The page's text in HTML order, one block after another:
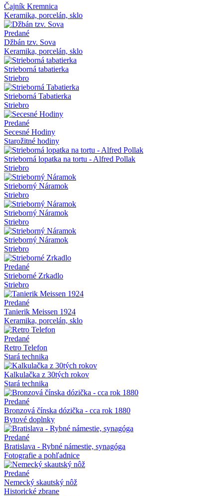
Čajník Kremnica
Keramika, porcelán, sklo
Predané
Džbán tzv. Sova
Keramika, porcelán, sklo
Strieborná tabatierka
Striebro
Strieborná Tabatierka
Striebro
Predané
Secesné Hodiny
Starožitné hodiny
Strieborná lopatka na tortu - Alfred Pollak
Striebro
Strieborný Náramok
Striebro
Strieborný Náramok
Striebro
Strieborný Náramok
Striebro
Predané
Strieborné Zrkadlo
Striebro
Predané
Tanierik Meissen 1924
Keramika, porcelán, sklo
Predané
Retro Telefon
Stará technika
Kalkulačka z 30tých rokov
Stará technika
Predané
Bronzová čínska dózička - cca rok 1880
Bytové doplnky
Predané
Bratislava - Rybné námestie, synagóga
Fotografie a pohľadnice
Predané
Nemecký skautský nôž
Historické zbrane